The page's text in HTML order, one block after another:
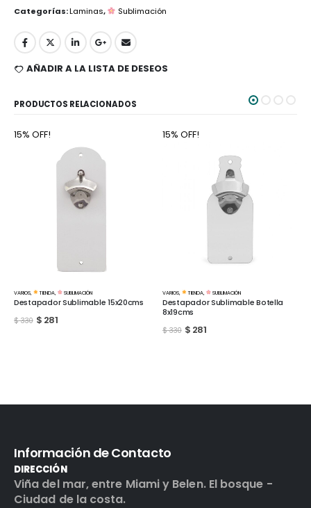
Categorías:Laminas, Sublimación
AÑADIR A LA LISTA DE DESEOS
PRODUCTOS RELACIONADOS
15% OFF!
VARIOS, TIENDA, SUBLIMACIÓN
Destapador Sublimable Botella
15% OFF!
LAMINAS, SUBLIMACIÓN
Lamina de seda para sublimacion
50x50cms LS-19
$ 100 $85
Información de Contacto
DIRECCIÓN
Viña del mar, entre Miami y Belen. El bosque -
Ciudad de la costa.